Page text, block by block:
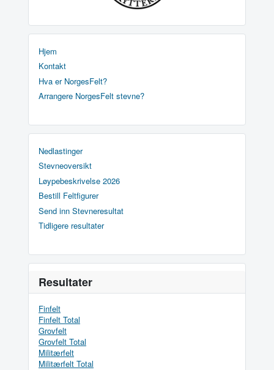
Hjem
Kontakt
Hva er NorgesFelt?
Arrangere NorgesFelt stevne?
Nedlastinger
Stevneoversikt
Løypebeskrivelse 2026
Bestill Feltfigurer
Send inn Stevneresultat
Tidligere resultater
Resultater
Finfelt
Finfelt Total
Grovfelt
Grovfelt Total
Militærfelt
Militærfelt Total